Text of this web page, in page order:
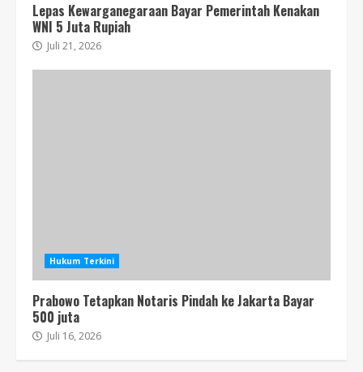
Lepas Kewarganegaraan Bayar Pemerintah Kenakan
WNI 5 Juta Rupiah
Juli 21, 2026
Hukum Terkini
Prabowo Tetapkan Notaris Pindah ke Jakarta Bayar
500 juta
Juli 16, 2026